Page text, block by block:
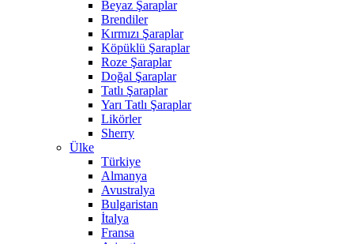
Beyaz Şaraplar
Brendiler
Kırmızı Şaraplar
Köpüklü Şaraplar
Roze Şaraplar
Doğal Şaraplar
Tatlı Şaraplar
Yarı Tatlı Şaraplar
Likörler
Sherry
Ülke
Türkiye
Almanya
Avustralya
Bulgaristan
İtalya
Fransa